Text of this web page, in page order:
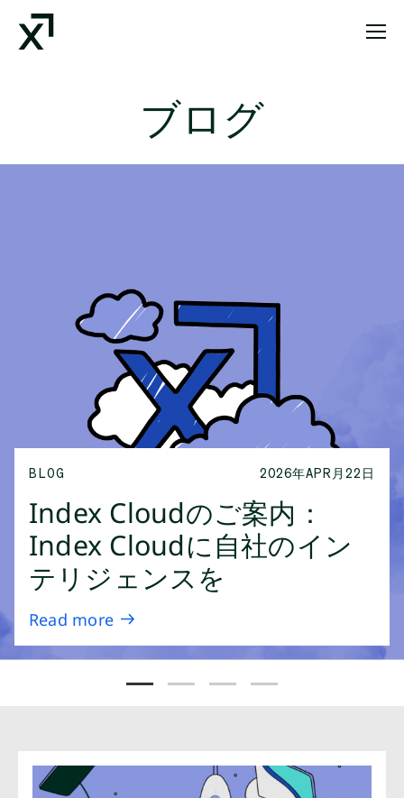
Index Exchange Home page
ブログ
BLOG 2026年APR月22日
Index Cloudのご案内：
Index Cloudに自社のイン
テリジェンスを
Read more
成功事例 2026年MAR月17日
セルサイドデシジョンの活
用により、国内大手小売企
業がスケール拡大とパフォ
ーマンス向上を実現
Read more
セルサイドでブランドの価
値を高める
ンティックAIに求めら
確かな基盤とは